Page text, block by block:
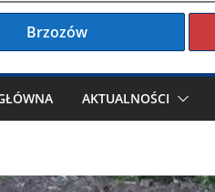
Brzozów
AKTUALNOŚCI